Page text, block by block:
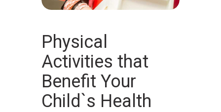
Physical
Activities that
Benefit Your
Child`s Health